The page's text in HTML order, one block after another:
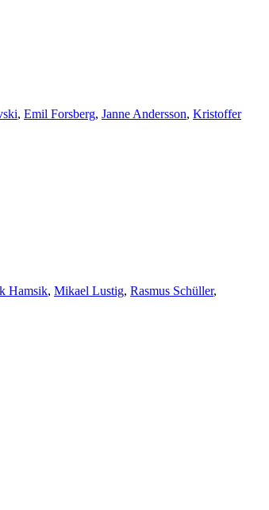
, Emil Forsberg, Janne Andersson, Kristoffer
Hamsik, Mikael Lustig, Rasmus Schüller,